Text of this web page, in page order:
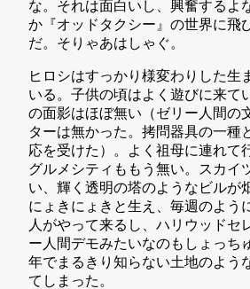
な。それは面白いし、興奮するよ
か『オッドタクシー』の世界に飛
だ。そりゃあはしゃぐ。
ヒロシはすっかり様変わりした生
いる。子供の頃はよく遊びに来て
の面影はほぼ無い（ゼリー人間の
ターは無かった。拷問器具の一種
応を受けた）。よく祖母に連れて
グルメシティももう無い。スカイ
い、輝く透明の塔のようなビルが
にょきにょきと生え、毎週のよう
人がやって来るし、ハリウッドセ
ー人間デモみたいなのもしょっち
年でまるきり知らない土地のよう
てしまった。